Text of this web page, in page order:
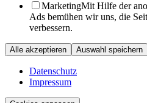
MarketingMit Hilfe der
Ads bemühen wir uns, die
verbessern.
Alle akzeptieren Auswahl speichern
Datenschutz
Impressum